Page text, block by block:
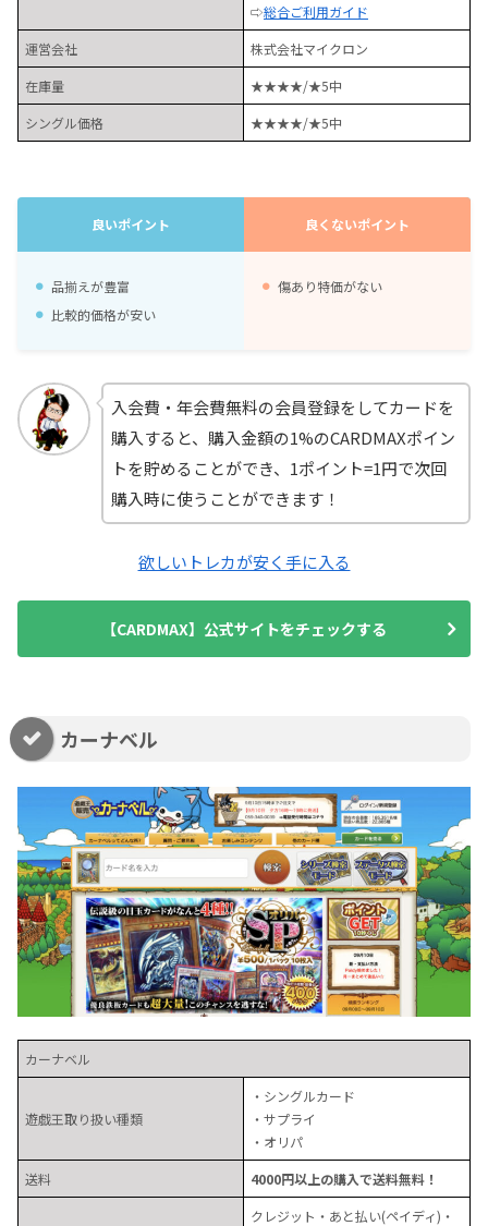
⇨総合ご利用ガイド
運営会社
株式会社マイクロン
在庫量
★★★★/★5中
シングル価格
★★★★/★5中
良いポイント 良くないポイント
品揃えが豊富
比較的価格が安い
傷あり特価がない
入会費・年会費無料の会員登録をしてカードを
購入すると、購入金額の1%のCARDMAXポイン
トを貯めることができ、1ポイント=1円で次回
購入時に使うことができます！
欲しいトレカが安く手に入る
【CARDMAX】公式サイトをチェックする
カーナベル
カーナベル
遊戯王取り扱い種類
・シングルカード
・サプライ
・オリパ
送料
4000円以上の購入で送料無料！
クレジット・あと払い(ペイディ)・